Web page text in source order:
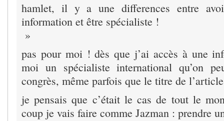
hamlet, il y a une differences entre
information et être spécialiste !
»
pas pour moi ! dès que j’ai accès à une
moi un spécialiste international qu’on
congrès, même parfois que le titre de
je pensais que c’était le cas de tout le
coup je vais faire comme Jazman : prendre